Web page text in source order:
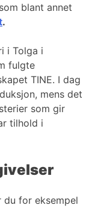
blant annet
.
i Tolga i
fulgte
TINE. I dag
mens det
som gir
tilhold i
du for eksempel